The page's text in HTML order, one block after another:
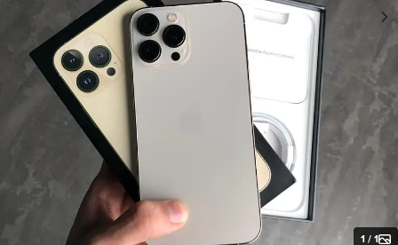
1 / 1